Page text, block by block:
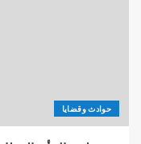
حوادث وقضايا